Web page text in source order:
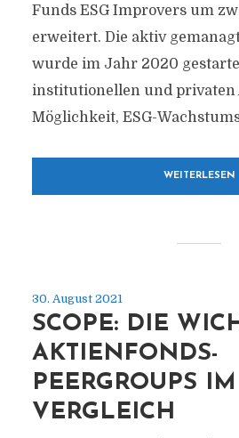
Funds ESG Improvers um
erweitert. Die aktiv
wurde im Jahr 2020
institutionellen und privaten
Möglichkeit, ESG-
WEITERLESEN
30. August 2021
SCOPE: DIE
AKTIENFONDS-
PEERGROUPS IM
VERGLEICH